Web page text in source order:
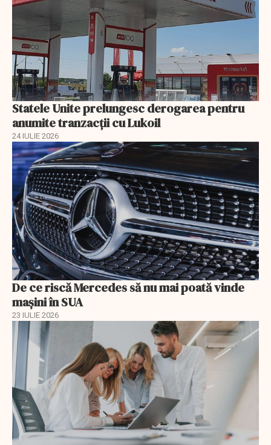
Statele Unite prelungesc derogarea pentru
anumite tranzacții cu Lukoil
24 IULIE 2026
De ce riscă Mercedes să nu mai poată vinde
mașini în SUA
23 IULIE 2026